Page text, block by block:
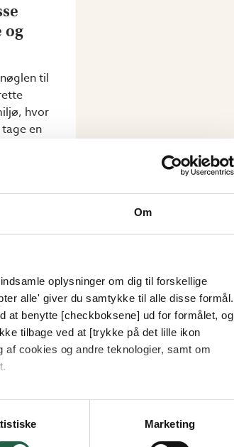
Om
oplysninger om dig til forskellige
alle' giver du samtykke til alle disse formål.
benytte [checkboksene] ud for formålet, og
tilbage ved at [trykke på det lille ikon
cookies og andre teknologier, samt om
Marketing
og
til
hvor
en